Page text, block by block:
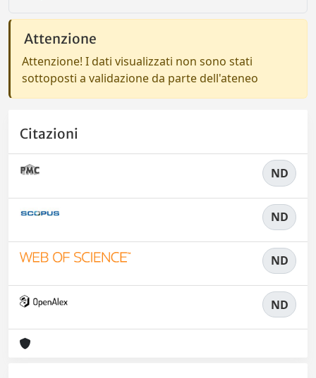
Attenzione
Attenzione! I dati visualizzati non sono stati
sottoposti a validazione da parte dell'ateneo
Citazioni
ND
ND
ND
ND